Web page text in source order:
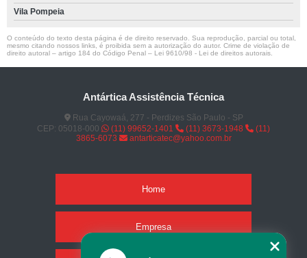
Vila Pompeia
O conteúdo do texto desta página é de direito reservado. Sua reprodução, parcial ou total,
mesmo citando nossos links, é proibida sem a autorização do autor. Crime de violação de
direito autoral – artigo 184 do Código Penal – Lei 9610/98 - Lei de direitos autorais
Antártica Assistência Técnica
Rua Cayowaá, 277 - Perdizes São Paulo - SP
CEP: 05018-000
(11) 99652-1401 (11) 3673-1948
(11)
3865-6073
antarticatec@yahoo.com.br
Home
Empresa